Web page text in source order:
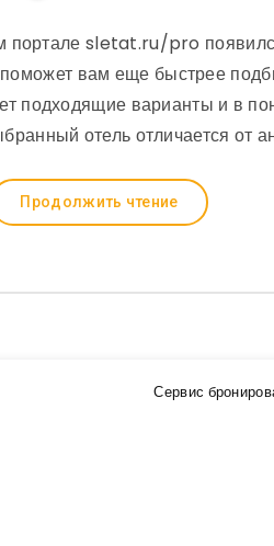
портале sletat.ru/pro
вам еще быстрее
подходящие варианты и в
отель отличается от
Продолжить чтение
Сервис